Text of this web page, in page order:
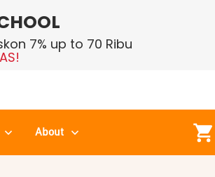
About
7% up to 70 Ribu